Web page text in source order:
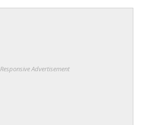
Responsive Advertisement